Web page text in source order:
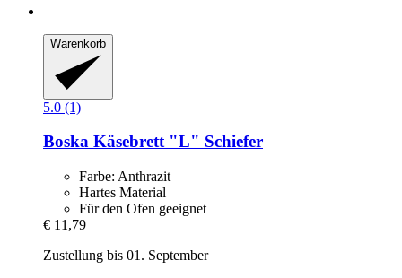
Warenkorb
5.0 (1)
Boska Käsebrett "L" Schiefer
Farbe: Anthrazit
Hartes Material
Für den Ofen geeignet
€ 11,79
Zustellung bis 01. September